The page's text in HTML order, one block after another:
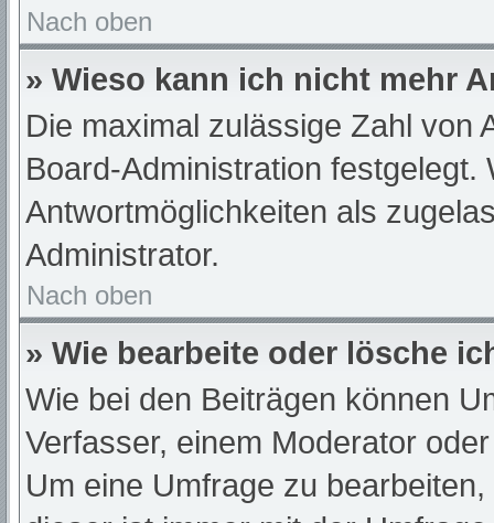
Nach oben
» Wieso kann ich nicht mehr
Die maximal zulässige Zahl von
Board-Administration festgelegt.
Antwortmöglichkeiten als
Administrator.
Nach oben
» Wie bearbeite oder lösche
Wie bei den Beiträgen können
Verfasser, einem Moderator
Um eine Umfrage zu